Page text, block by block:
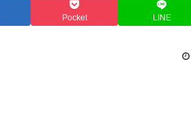
Pocket LINE